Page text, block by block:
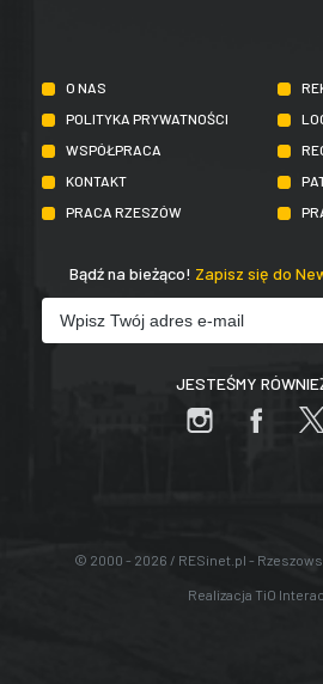
O NAS
POLITYKA PRYWATNOŚCI
WSPÓŁPRACA
KONTAKT
PRACA RZESZÓW
Bądź na bieżąco! Zapisz się do
JESTEŚMY
© 2000 - 2026 / RESinet.pl -
Realizacja TiO